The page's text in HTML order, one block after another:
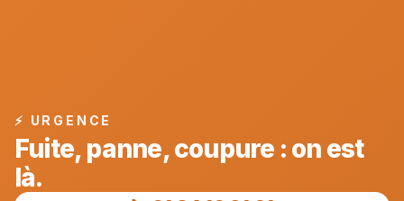
⚡ URGENCE
Fuite, panne, coupure : on est
là.